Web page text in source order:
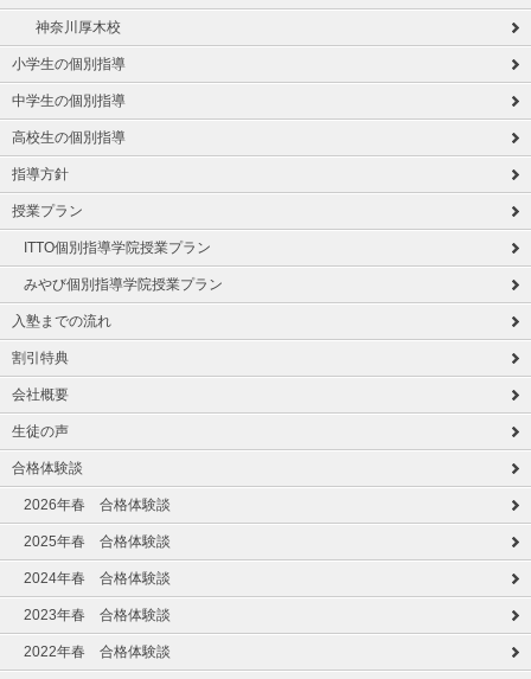
神奈川厚木校
小学生の個別指導
中学生の個別指導
高校生の個別指導
指導方針
授業プラン
ITTO個別指導学院授業プラン
みやび個別指導学院授業プラン
入塾までの流れ
割引特典
会社概要
生徒の声
合格体験談
2026年春 合格体験談
2025年春 合格体験談
2024年春 合格体験談
2023年春 合格体験談
2022年春 合格体験談